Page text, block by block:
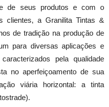
de seus produtos e com o
clientes, a Granilita Tintas &
de tradição na produção de
para diversas aplicações e
pela qualidade
no aperfeiçoamento de sua
viária horizontal: a tinta